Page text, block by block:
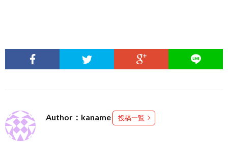
Author：kaname 投稿一覧